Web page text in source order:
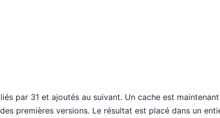
par 31 et ajoutés au suivant. Un cache est
premières versions. Le résultat est placé dans un